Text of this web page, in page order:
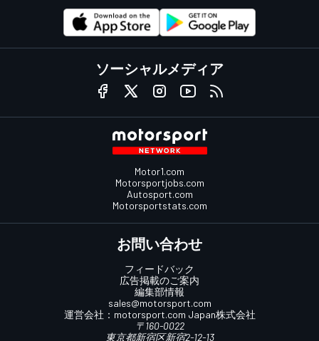
ソーシャルメディア
Motor1.com
Motorsportjobs.com
Autosport.com
Motorsportstats.com
お問い合わせ
フィードバック
広告掲載のご案内
編集部情報
sales@motorsport.com
運営会社： motorsport.com Japan株式会社
〒160-0022
東京都新宿区新宿2-12-13